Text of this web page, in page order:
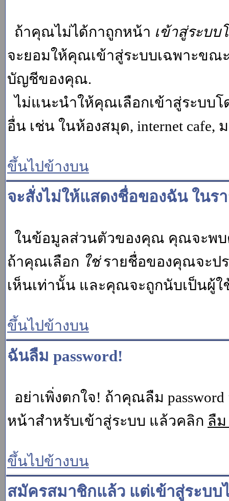
ถ้าคุณไม่ได้กาถูกหน้า เข้าสู่ระบ
จะยอมให้คุณเข้าสู่ระบบเฉพาะขณ
บัญชีของคุณ.
ไม่แนะนำให้คุณเลือกเข้าสู่ระบบ
อื่น เช่น ในห้องสมุด, internet cafe,
ขึ้นไปข้างบน
จะสั่งไม่ให้แสดงชื่อของฉัน ในร
ในข้อมูลส่วนตัวของคุณ คุณจะพบ
ถ้าคุณเลือก ใช่รายชื่อของคุณจะปร
เห็นเท่านั้น และคุณจะถูกนับเป็นผู้
ขึ้นไปข้างบน
ฉันลืม password!
อย่าเพิ่งตกใจ! ถ้าคุณลืม
หน้าสำหรับเข้าสู่ระบบ แล้วคลิก ลืม
ขึ้นไปข้างบน
สมัครสมาชิกแล้ว แต่เข้าสู่ระบบ